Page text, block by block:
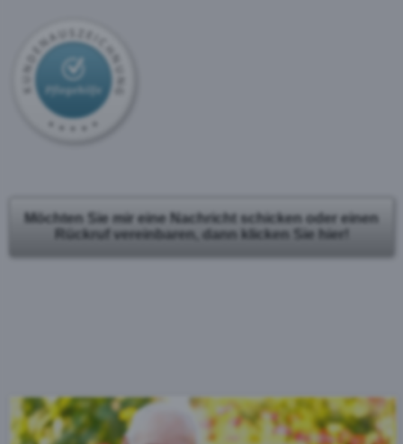
Möchten Sie mir eine Nachricht schicken oder einen
Rückruf vereinbaren, dann klicken Sie hier!